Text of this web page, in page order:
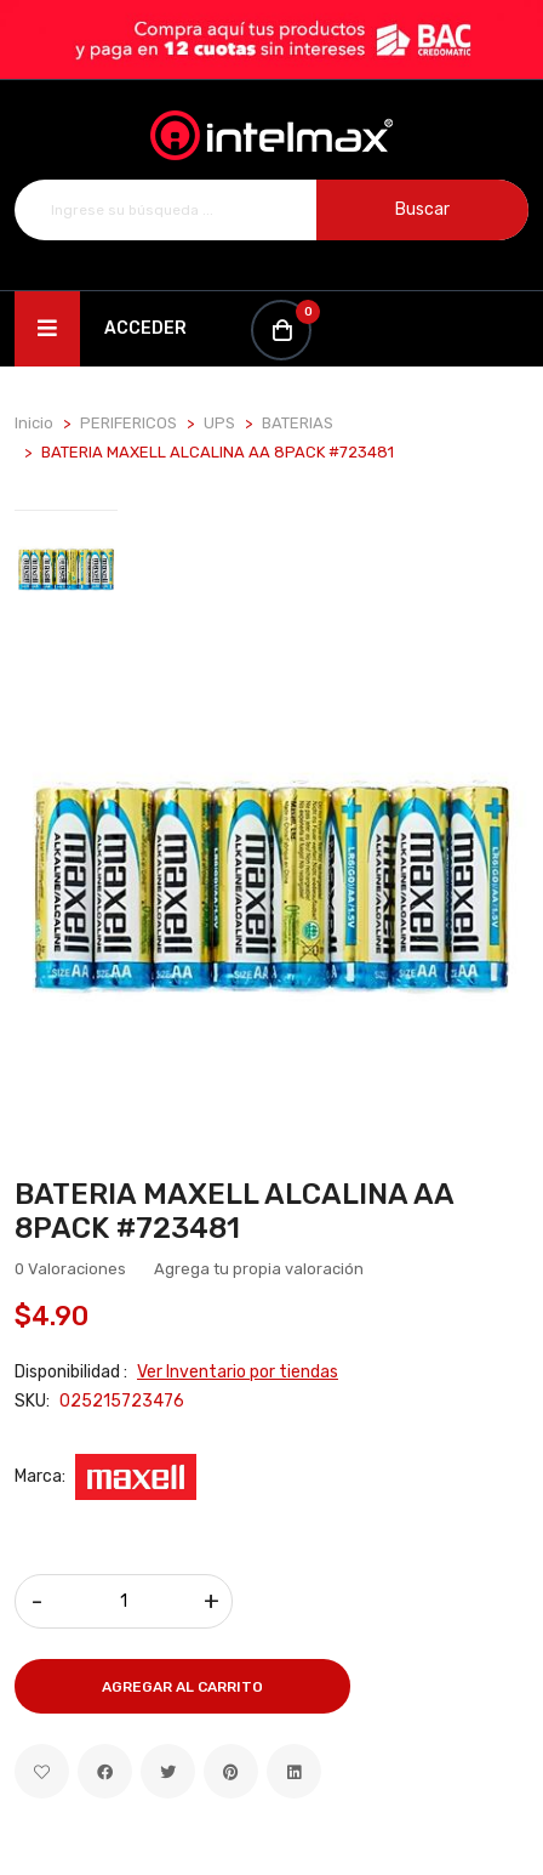
Buscar
ACCEDER
0
Inicio PERIFERICOS UPS
BATERIAS
BATERIA MAXELL ALCALINA AA 8PACK #723481
BATERIA MAXELL ALCALINA AA
8PACK #723481
0 Valoraciones Agrega tu propia valoración
$4.90
Disponibilidad : Ver Inventario por tiendas
SKU: 025215723476
Marca:
- +
AGREGAR AL CARRITO